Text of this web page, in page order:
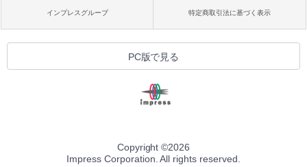
インプレスグループ 特定商取引法に基づく表示
PC版で見る
Copyright ©2026
Impress Corporation. All rights reserved.